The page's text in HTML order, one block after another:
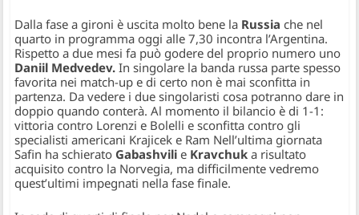
Dalla fase a gironi è uscita molto bene la Russiache nel
quarto in programma oggi alle 7,30 incontra l’Argentina.
Rispetto a due mesi fa può godere del proprio numero uno
Daniil Medvedev.In singolare la banda russa parte spesso
favorita nei match-up e di certo non è mai sconfitta in
partenza. Da vedere i due singolaristi cosa potranno dare in
doppio quando conterà. Al momento il bilancio è di 1-1:
vittoria contro Lorenzi e Bolelli e sconfitta contro gli
specialisti americani Krajicek e Ram Nell’ultima giornata
Safin ha schierato Gabashvilie Kravchuka risultato
acquisito contro la Norvegia, ma difficilmente vedremo
quest’ultimi impegnati nella fase finale.